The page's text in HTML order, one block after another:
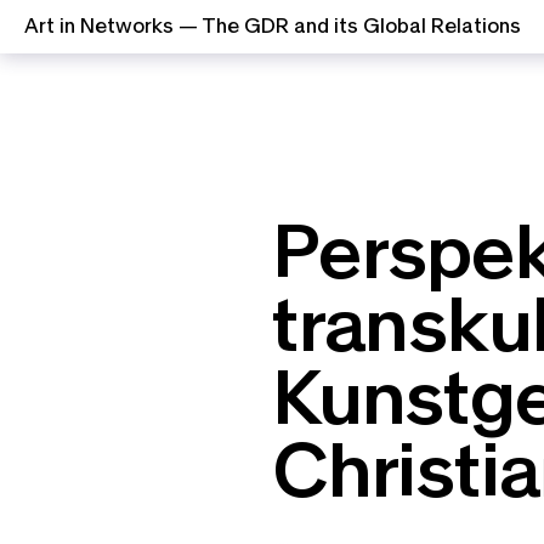
Art in Networks — The GDR and its Global Relations